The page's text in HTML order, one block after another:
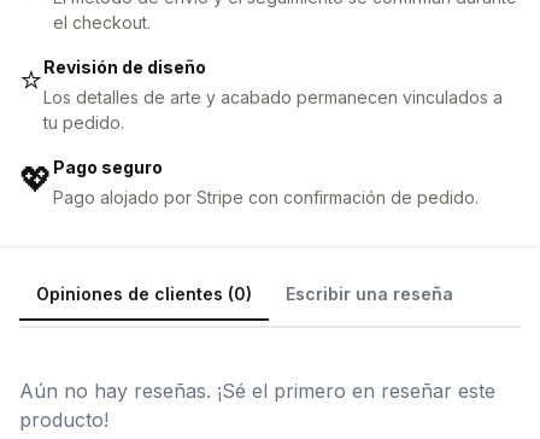
el checkout.
⭐Revisión de diseño
Los detalles de arte y acabado permanecen vinculados a
tu pedido.
💖 Pago seguro
Pago alojado por Stripe con confirmación de pedido.
Opiniones de clientes (0) Escribir una reseña
Aún no hay reseñas. ¡Sé el primero en reseñar este
producto!